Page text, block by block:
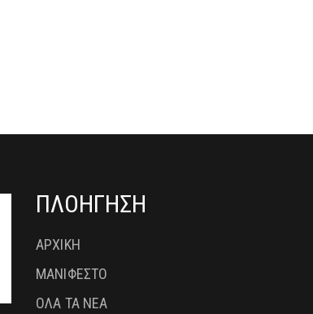
ΠΛΟΗΓΗΣΗ
ΑΡΧΙΚΗ
ΜΑΝΙΦΕΣΤΟ
ΟΛΑ ΤΑ ΝΕΑ